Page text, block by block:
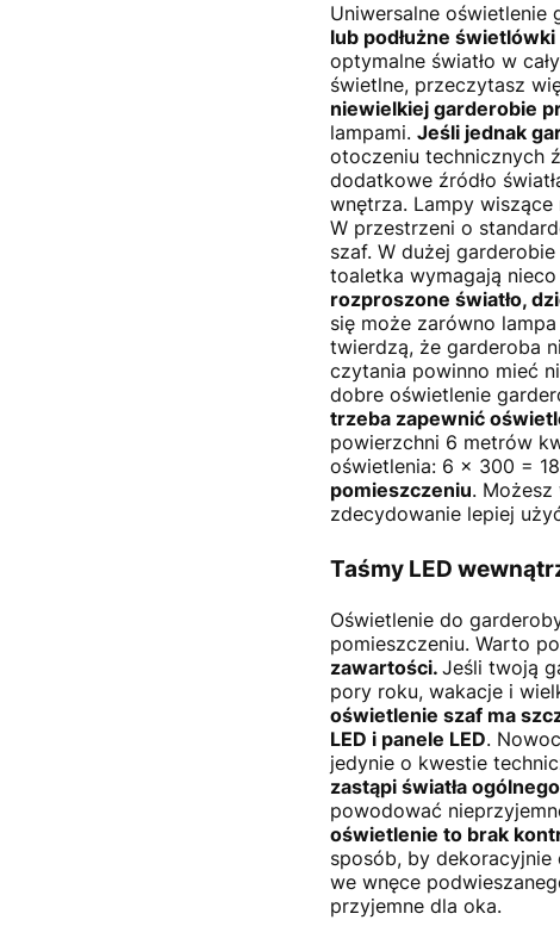
Uniwersalne
lub podłużne świetlówki
optymalne światło w
świetlne, przeczytasz
niewielkiej garderobie
lampami.Jeśli jednak
otoczeniu technicznych
dodatkowe źródło
wnętrza. Lampy
W przestrzeni o
szaf. W dużej
toaletka wymagają
rozproszone światło,
się może zarówno
twierdzą, że garderoba
czytania powinno mieć
dobre oświetlenie
trzeba zapewnić
powierzchni 6 metrów
oświetlenia: 6 x 300 =
pomieszczeniu. Możesz
zdecydowanie lepiej
Taśmy LED
Oświetlenie do
pomieszczeniu. Warto
zawartości.Jeśli twoją
pory roku, wakacje i
oświetlenie szaf ma
LED i panele LED.
jedynie o kwestie
zastąpi światła ogólnego
powodować
oświetlenie to brak
sposób, by dekoracyjnie
we wnęce
przyjemne dla oka.